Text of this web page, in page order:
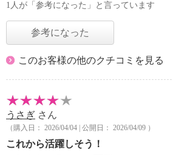
1人が「参考になった」と言っています
参考になった
このお客様の他のクチコミを見る
うさぎ さん
（購入日： 2026/04/04 | 公開日： 2026/04/09 ）
これから活躍しそう！